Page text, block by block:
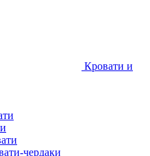
Кровати и
чердаки